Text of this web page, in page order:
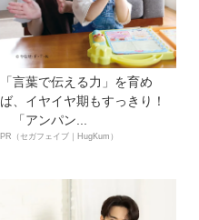
「言葉で伝える力」を育め
ば、イヤイヤ期もすっきり！
「アンパン...
PR（セガフェイブ｜HugKum）